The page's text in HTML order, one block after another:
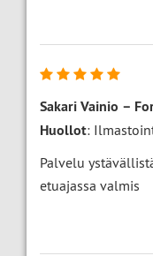
Sakari Vainio –
Huollot:
Palvelu
etuajassa valmis